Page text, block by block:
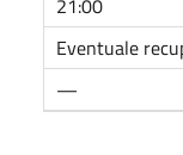
Eventuale
—